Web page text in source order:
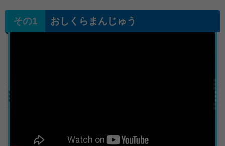
おしくらまんじゅう